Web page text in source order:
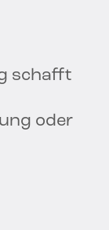
schafft
oder